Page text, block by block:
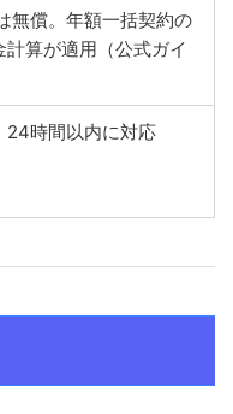
無償。年額一括契約の
算が適用（公式ガイ
24時間以内に対応